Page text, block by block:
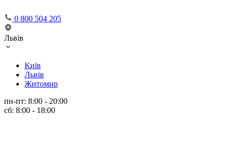
0 800 504 205
Львів
Київ
Львів
Житомир
пн-пт: 8:00 - 20:00
сб: 8:00 - 18:00